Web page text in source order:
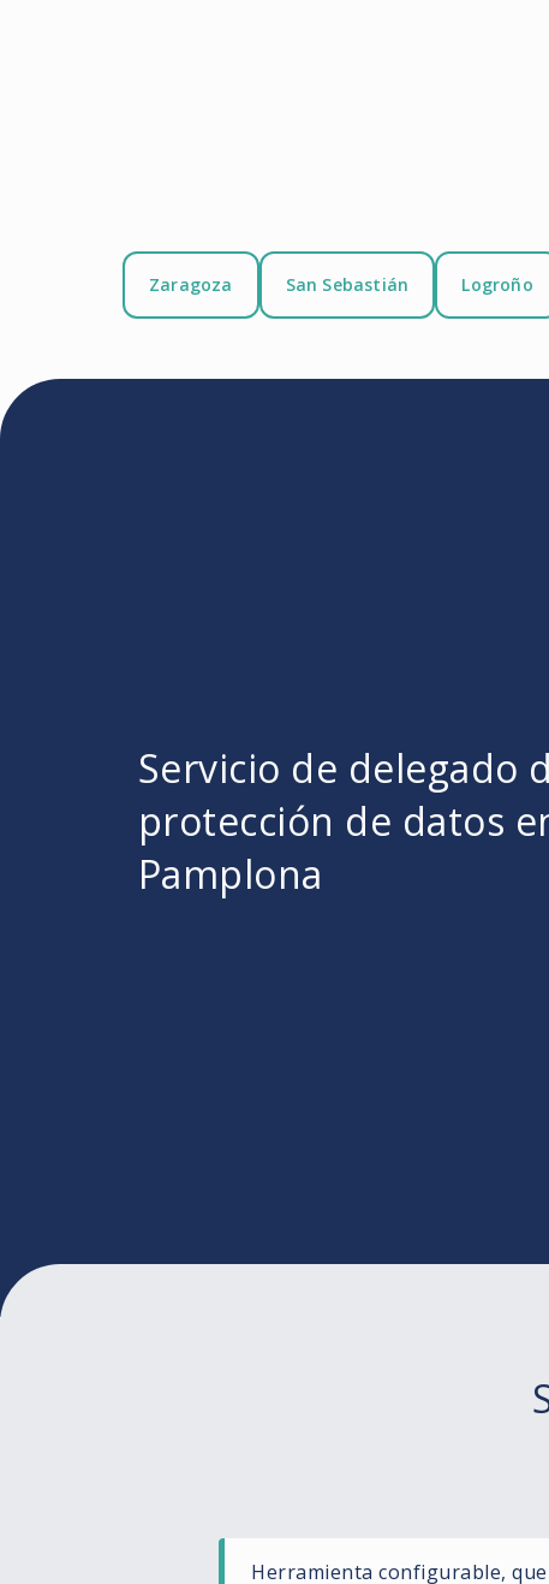
Zaragoza San Sebastián Logroño
Servicio de delegado
protección de datos
Pamplona
Herramienta configurable,